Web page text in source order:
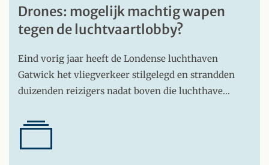
Drones: mogelijk machtig wapen
tegen de luchtvaartlobby?
Eind vorig jaar heeft de Londense luchthaven
Gatwick het vliegverkeer stilgelegd en strandden
duizenden reizigers nadat boven die luchthave…